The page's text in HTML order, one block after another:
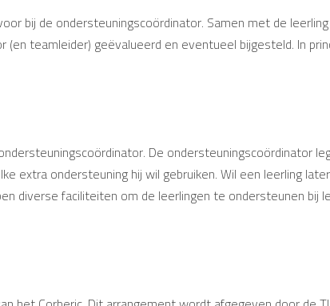
bij de ondersteuningscoördinator. Samen met de
teamleider) geëvalueerd en eventueel bijgesteld. In
De ondersteuningscoördinator
extra ondersteuning hij wil gebruiken. Wil een leerling
diverse faciliteiten om de leerlingen te ondersteunen bij